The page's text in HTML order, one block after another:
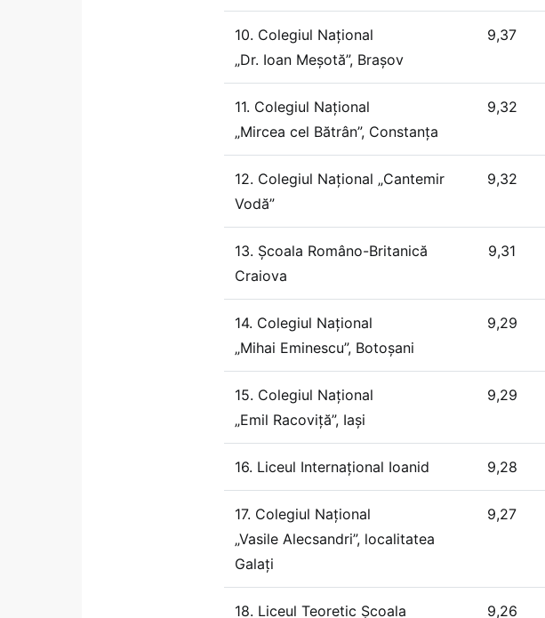
10. Colegiul Național
„Dr. Ioan Meșotă”, Brașov
9,37
11. Colegiul Național
„Mircea cel Bătrân”, Constanța
9,32
12. Colegiul Național „Cantemir
Vodă”
9,32
13. Școala Româno-Britanică
Craiova
9,31
14. Colegiul Național
„Mihai Eminescu”, Botoșani
9,29
15. Colegiul Național
„Emil Racoviță”, Iași
9,29
16. Liceul Internațional Ioanid 9,28
17. Colegiul Național
„Vasile Alecsandri”, localitatea
Galați
9,27
18. Liceul Teoretic Școala
9,26